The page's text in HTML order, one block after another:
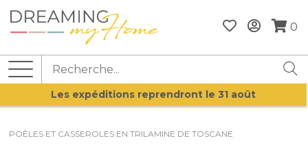
0
Les expéditions reprendront le 31 août
POÊLES ET CASSEROLES EN TRILAMINE DE TOSCANE